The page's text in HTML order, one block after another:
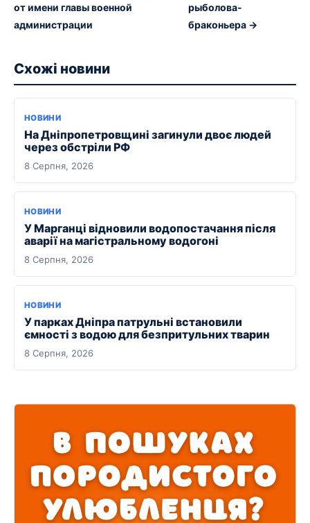
от имени главы военной
администрации
рыболова-
браконьера →
Схожі новини
НОВИНИ
На Дніпропетровщині загинули двоє людей
через обстріли РФ
8 Серпня, 2026
НОВИНИ
У Марганці відновили водопостачання після
аварії на магістральному водогоні
8 Серпня, 2026
НОВИНИ
У парках Дніпра патрульні встановили
ємності з водою для безпритульних тварин
8 Серпня, 2026